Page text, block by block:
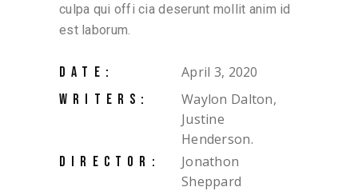
culpa qui offi cia deserunt mollit anim id
est laborum.
DATE: April 3, 2020
WRITERS:
Waylon Dalton,
Justine
Henderson.
DIRECTOR:
Jonathon
Sheppard